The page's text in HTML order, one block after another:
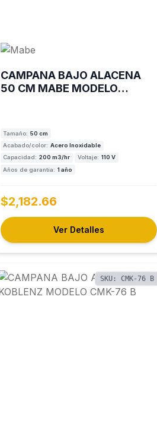
CAMPANA BAJO ALACENA
50 CM MABE MODELO
Tamaño: 50 cm
Acabado/color: Acero Inoxidable
Capacidad: 200 m3/hr Voltaje: 110 V
Años de garantía: 1 año
$2,182.66
Ver Detalles
SKU: CMK-76 B